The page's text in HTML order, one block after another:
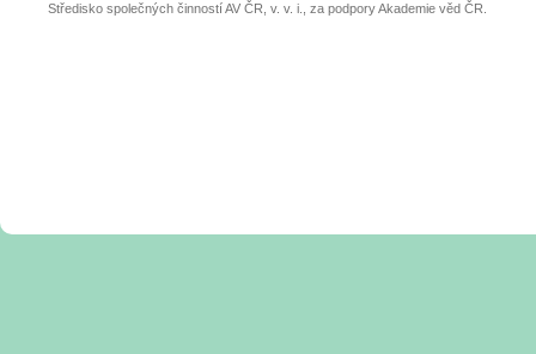
Středisko společných činností AV ČR, v. v. i., za podpory Akademie věd ČR.